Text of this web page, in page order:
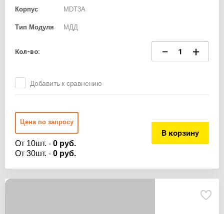
Корпус MDT3A
Тип Модуля МДД
Кол-во: − +
Добавить к сравнению
Цена по запросу
От 10шт. - 0 руб.
От 30шт. - 0 руб.
В корзину